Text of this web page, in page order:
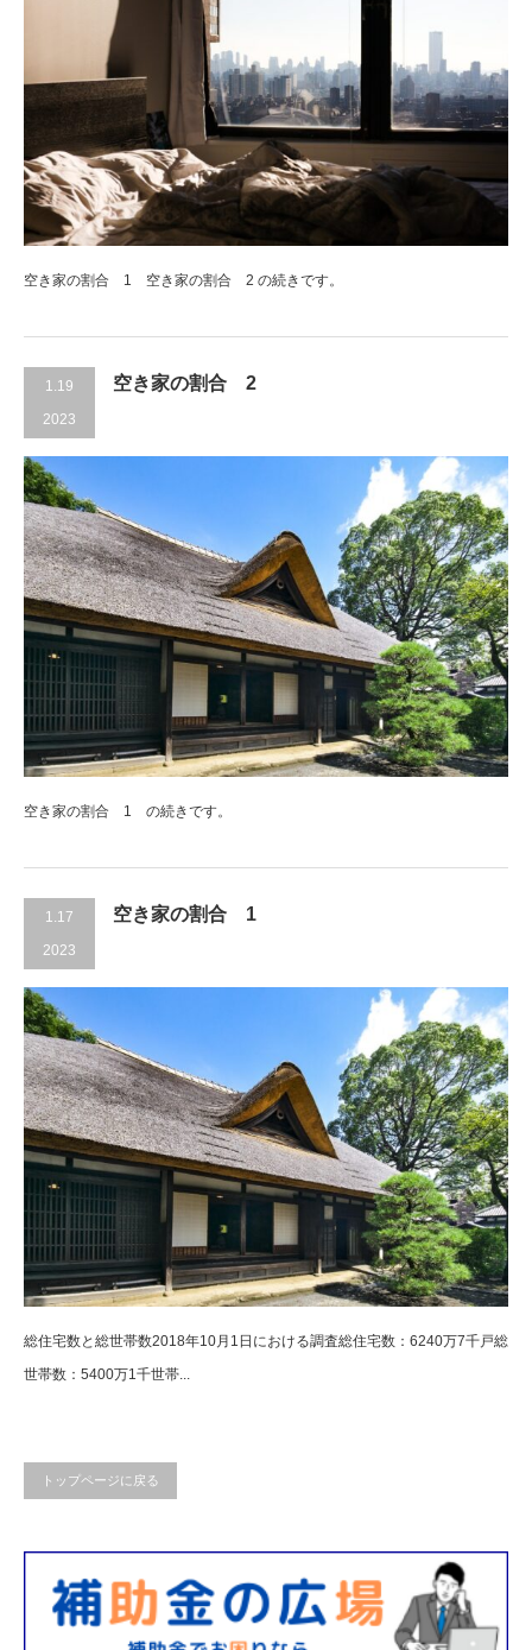
空き家の割合 1 空き家の割合 2 の続きです。
1.19
2023
空き家の割合 2
空き家の割合 1 の続きです。
1.17
2023
空き家の割合 1
総住宅数と総世帯数2018年10月1日における調査総住宅数：6240万7千戸総
世帯数：5400万1千世帯...
トップページに戻る